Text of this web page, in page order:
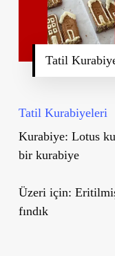
Tatil
Tatil Kurabiyeleri
Kurabiye: Lotus
bir kurabiye
Üzeri için:
fındık